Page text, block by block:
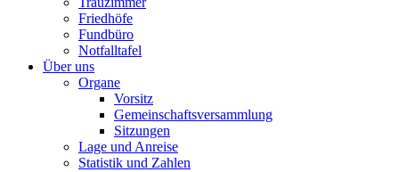
Friedhöfe
Fundbüro
Notfalltafel
Über uns
Organe
Vorsitz
Gemeinschaftsversammlung
Sitzungen
Lage und Anreise
Statistik und Zahlen